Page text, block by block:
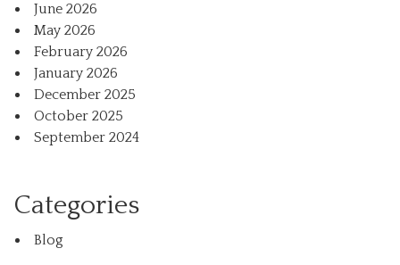
June 2026
May 2026
February 2026
January 2026
December 2025
October 2025
September 2024
Categories
Blog